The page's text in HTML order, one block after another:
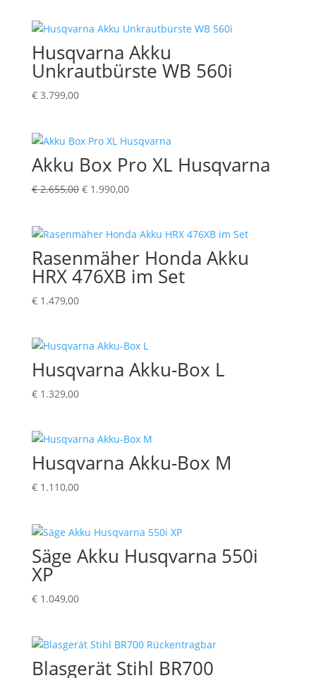
Husqvarna Akku
Unkrautbürste WB 560i
€3.799,00
Akku Box Pro XL Husqvarna
€2.655,00 Ursprünglicher
€ 2.655,00
€1.990,00Aktueller
€ 1.990,00.
Rasenmäher Honda Akku
HRX 476XB im Set
€1.479,00
Husqvarna Akku-Box L
€1.329,00
Husqvarna Akku-Box M
€1.110,00
Säge Akku Husqvarna 550i
XP
€1.049,00
Blasgerät Stihl BR700